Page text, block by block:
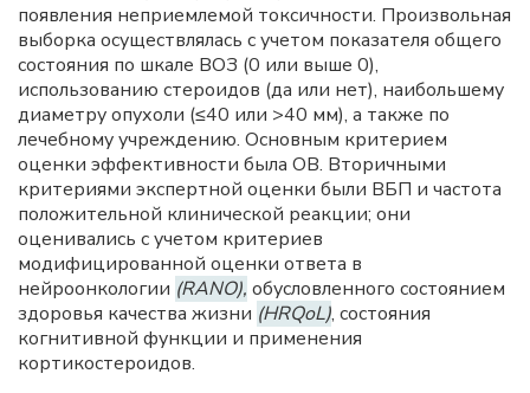
появления неприемлемой токсичности. Произвольная
выборка осуществлялась с учетом показателя общего
состояния по шкале ВОЗ (0 или выше 0),
использованию стероидов (да или нет), наибольшему
диаметру опухоли (≤40 или >40 мм), а также по
лечебному учреждению. Основным критерием
оценки эффективности была ОВ. Вторичными
критериями экспертной оценки были ВБП и частота
положительной клинической реакции; они
оценивались с учетом критериев
модифицированной оценки ответа в
нейроонкологии (RANO), обусловленного состоянием
здоровья качества жизни (HRQoL), состояния
когнитивной функции и применения
кортикостероидов.